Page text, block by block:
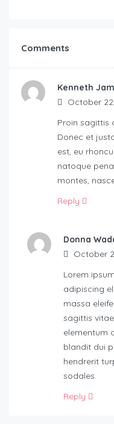
Comments
Kenneth
October
Proin sagittis
Donec et
est, eu
natoque
montes,
Reply
Donna
October
Lorem
adipiscing
massa
sagittis
elementum
blandit dui
hendrerit
sodales.
Reply